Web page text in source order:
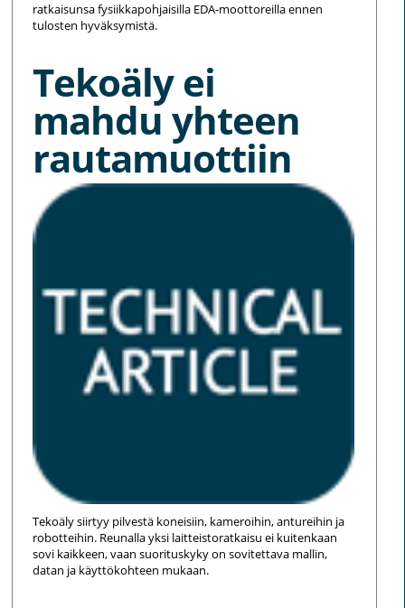
ratkaisunsa fysiikkapohjaisilla EDA-moottoreilla ennen
tulosten hyväksymistä.
Tekoäly ei
mahdu yhteen
rautamuottiin
Tekoäly siirtyy pilvestä koneisiin, kameroihin, antureihin ja
robotteihin. Reunalla yksi laitteistoratkaisu ei kuitenkaan
sovi kaikkeen, vaan suorituskyky on sovitettava mallin,
datan ja käyttökohteen mukaan.